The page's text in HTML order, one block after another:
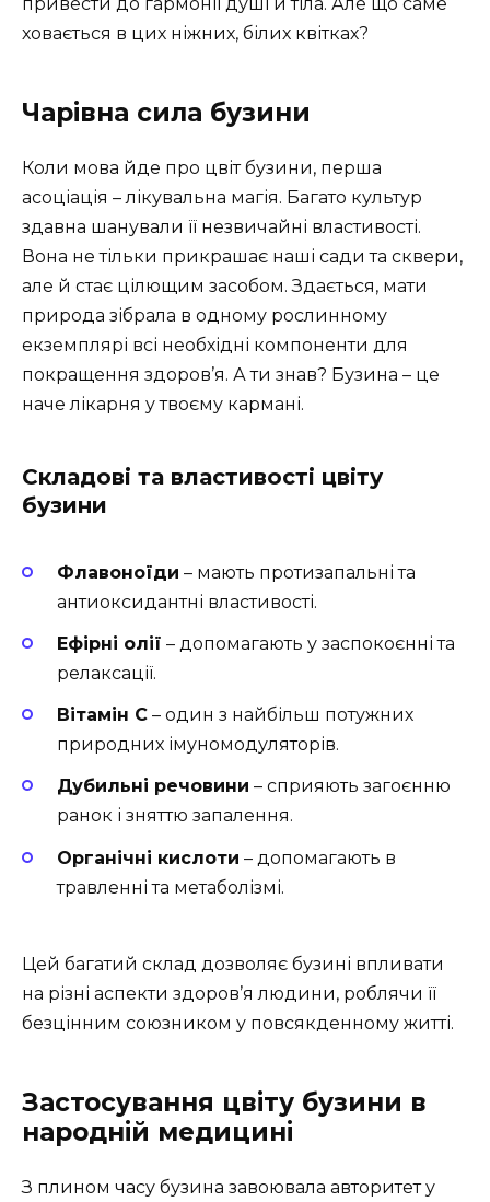
ховається в цих ніжних, білих квітках?
Чарівна сила бузини
Коли мова йде про цвіт бузини, перша
асоціація – лікувальна магія. Багато культур
здавна шанували її незвичайні властивості.
Вона не тільки прикрашає наші сади та сквери,
але й стає цілющим засобом. Здається, мати
природа зібрала в одному рослинному
екземплярі всі необхідні компоненти для
покращення здоров’я. А ти знав? Бузина – це
наче лікарня у твоєму кармані.
Складові та властивості цвіту
бузини
Флавоноїди – мають протизапальні та
антиоксидантні властивості.
Ефірні олії – допомагають у заспокоєнні та
релаксації.
Вітамін С – один з найбільш потужних
природних імуномодуляторів.
Дубильні речовини – сприяють загоєнню
ранок і зняттю запалення.
Органічні кислоти – допомагають в
травленні та метаболізмі.
Цей багатий склад дозволяє бузині впливати
на різні аспекти здоров’я людини, роблячи її
безцінним союзником у повсякденному житті.
Застосування цвіту бузини в
народній медицині
З плином часу бузина завоювала авторитет у